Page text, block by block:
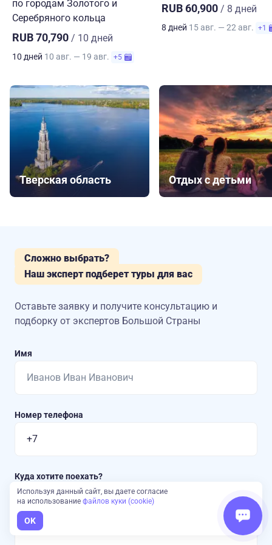
по городам Золотого и
Серебряного кольца
RUB 70,790 / 10 дней
10 дней 10 авг. — 19 авг. +5
RUB 60,900 / 8 дней
8 дней 15 авг. — 22 авг. +1
Тверская область Отдых с детьми
Сложно выбрать?
Наш эксперт подберет туры для вас
Оставьте заявку и получите консультацию и
подборку от экспертов Большой Страны
Имя
Номер телефона
Куда хотите поехать?
Используя данный сайт, вы даете согласие
на использование файлов куки (cookie)
OK